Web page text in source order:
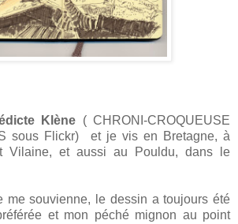
Klène ( CHRONI-CROQUEUSE
sous Flickr) et je vis en Bretagne, à
Vilaine, et aussi au Pouldu, dans le
me souvienne, le dessin a toujours été
et mon péché mignon au point